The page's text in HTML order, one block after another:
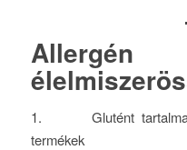
Allergén
1. Glutént tartalmazó
termékek